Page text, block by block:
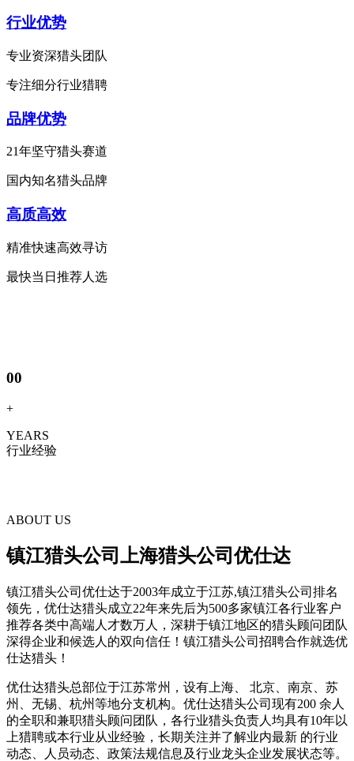
行业优势
专业资深猎头团队
专注细分行业猎聘
品牌优势
21年坚守猎头赛道
国内知名猎头品牌
高质高效
精准快速高效寻访
最快当日推荐人选
00
+
YEARS
行业经验
ABOUT US
镇江猎头公司上海猎头公司优仕达
镇江猎头公司优仕达于2003年成立于江苏,镇江猎头公司排名
领先，优仕达猎头成立22年来先后为500多家镇江各行业客户
推荐各类中高端人才数万人，深耕于镇江地区的猎头顾问团队
深得企业和候选人的双向信任！镇江猎头公司招聘合作就选优
仕达猎头！
优仕达猎头总部位于江苏常州，设有上海、 北京、南京、苏
州、无锡、杭州等地分支机构。优仕达猎头公司现有200 余人
的全职和兼职猎头顾问团队，各行业猎头负责人均具有10年以
上猎聘或本行业从业经验，长期关注并了解业内最新 的行业
动态、人员动态、政策法规信息及行业龙头企业发展状态等。